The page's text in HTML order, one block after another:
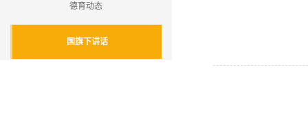
德育动态
国旗下讲话